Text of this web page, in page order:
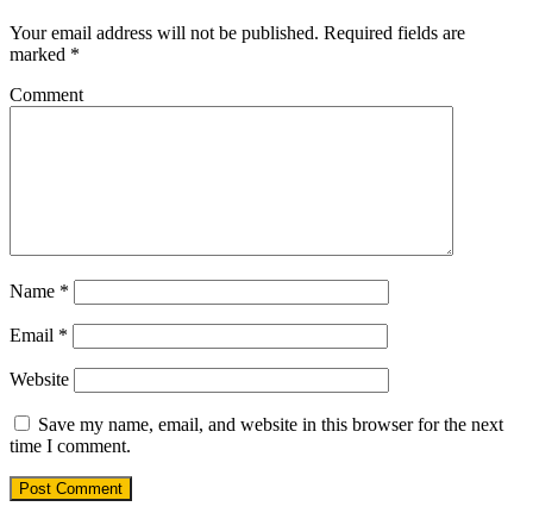
Your email address will not be published. Required fields are
marked *
Comment
Name *
Email *
Website
Save my name, email, and website in this browser for the next
time I comment.